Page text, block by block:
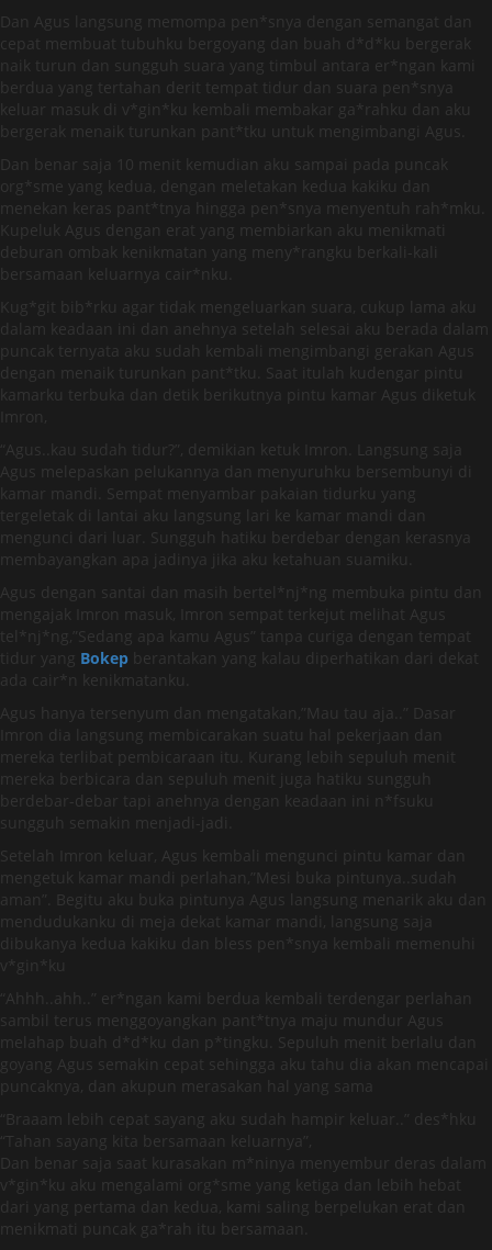
Dan Agus langsung memompa pen*snya dengan semangat dan
cepat membuat tubuhku bergoyang dan buah d*d*ku bergerak
naik turun dan sungguh suara yang timbul antara er*ngan kami
berdua yang tertahan derit tempat tidur dan suara pen*snya
keluar masuk di v*gin*ku kembali membakar ga*rahku dan aku
bergerak menaik turunkan pant*tku untuk mengimbangi Agus.
Dan benar saja 10 menit kemudian aku sampai pada puncak
org*sme yang kedua, dengan meletakan kedua kakiku dan
menekan keras pant*tnya hingga pen*snya menyentuh rah*mku.
Kupeluk Agus dengan erat yang membiarkan aku menikmati
deburan ombak kenikmatan yang meny*rangku berkali-kali
bersamaan keluarnya cair*nku.
Kug*git bib*rku agar tidak mengeluarkan suara, cukup lama aku
dalam keadaan ini dan anehnya setelah selesai aku berada dalam
puncak ternyata aku sudah kembali mengimbangi gerakan Agus
dengan menaik turunkan pant*tku. Saat itulah kudengar pintu
kamarku terbuka dan detik berikutnya pintu kamar Agus diketuk
Imron,
“Agus..kau sudah tidur?”, demikian ketuk Imron. Langsung saja
Agus melepaskan pelukannya dan menyuruhku bersembunyi di
kamar mandi. Sempat menyambar pakaian tidurku yang
tergeletak di lantai aku langsung lari ke kamar mandi dan
mengunci dari luar. Sungguh hatiku berdebar dengan kerasnya
membayangkan apa jadinya jika aku ketahuan suamiku.
Agus dengan santai dan masih bertel*nj*ng membuka pintu dan
mengajak Imron masuk, Imron sempat terkejut melihat Agus
tel*nj*ng,”Sedang apa kamu Agus” tanpa curiga dengan tempat
tidur yang Bokep berantakan yang kalau diperhatikan dari dekat
ada cair*n kenikmatanku.
Agus hanya tersenyum dan mengatakan,”Mau tau aja..” Dasar
Imron dia langsung membicarakan suatu hal pekerjaan dan
mereka terlibat pembicaraan itu. Kurang lebih sepuluh menit
mereka berbicara dan sepuluh menit juga hatiku sungguh
berdebar-debar tapi anehnya dengan keadaan ini n*fsuku
sungguh semakin menjadi-jadi.
Setelah Imron keluar, Agus kembali mengunci pintu kamar dan
mengetuk kamar mandi perlahan,”Mesi buka pintunya..sudah
aman”. Begitu aku buka pintunya Agus langsung menarik aku dan
mendudukanku di meja dekat kamar mandi, langsung saja
dibukanya kedua kakiku dan bless pen*snya kembali memenuhi
v*gin*ku
“Ahhh..ahh..” er*ngan kami berdua kembali terdengar perlahan
sambil terus menggoyangkan pant*tnya maju mundur Agus
melahap buah d*d*ku dan p*tingku. Sepuluh menit berlalu dan
goyang Agus semakin cepat sehingga aku tahu dia akan mencapai
puncaknya, dan akupun merasakan hal yang sama
“Braaam lebih cepat sayang aku sudah hampir keluar..” des*hku
“Tahan sayang kita bersamaan keluarnya”,
Dan benar saja saat kurasakan m*ninya menyembur deras dalam
v*gin*ku aku mengalami org*sme yang ketiga dan lebih hebat
dari yang pertama dan kedua, kami saling berpelukan erat dan
menikmati puncak ga*rah itu bersamaan.